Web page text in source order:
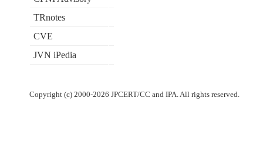
TRnotes
CVE
JVN iPedia
Copyright (c) 2000-2026 JPCERT/CC and IPA. All rights reserved.